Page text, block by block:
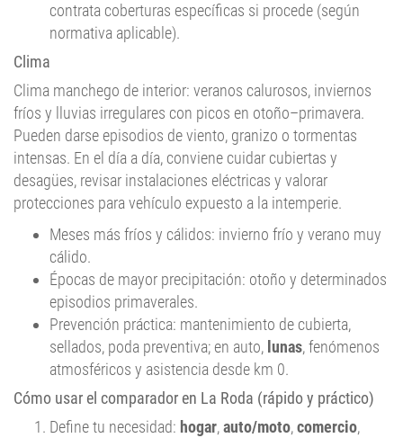
contrata coberturas específicas si procede (según
normativa aplicable).
Clima
Clima manchego de interior: veranos calurosos, inviernos
fríos y lluvias irregulares con picos en otoño–primavera.
Pueden darse episodios de viento, granizo o tormentas
intensas. En el día a día, conviene cuidar cubiertas y
desagües, revisar instalaciones eléctricas y valorar
protecciones para vehículo expuesto a la intemperie.
Meses más fríos y cálidos: invierno frío y verano muy
cálido.
Épocas de mayor precipitación: otoño y determinados
episodios primaverales.
Prevención práctica: mantenimiento de cubierta,
sellados, poda preventiva; en auto, lunas, fenómenos
atmosféricos y asistencia desde km 0.
Cómo usar el comparador en La Roda (rápido y práctico)
Define tu necesidad: hogar,auto/moto,comercio,